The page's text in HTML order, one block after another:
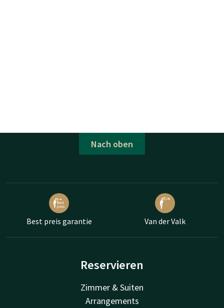
Nach oben
Best preis garantie Van der Valk
Reservieren
Zimmer & Suiten
Arrangements